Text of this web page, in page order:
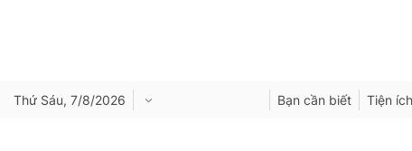
Thứ Sáu, 7/8/2026 Bạn cần biết Tiện ích